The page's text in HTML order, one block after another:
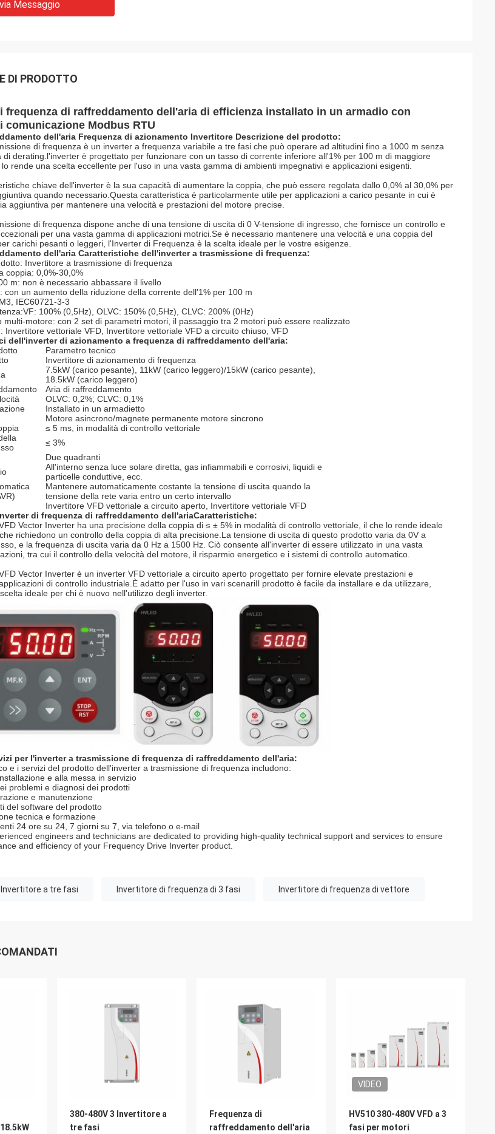
Messaggio
DI PRODOTTO
frequenza di raffreddamento dell'aria di efficienza installato in un armadio con
comunicazione Modbus RTU
dell'aria Frequenza di azionamento Invertitore Descrizione del prodotto:
di frequenza è un inverter a frequenza variabile a tre fasi che può operare ad altitudini fino a 1000 m senza
di derating.l'inverter è progettato per funzionare con un tasso di corrente inferiore all'1% per 100 m di maggiore
rende una scelta eccellente per l'uso in una vasta gamma di ambienti impegnativi e applicazioni esigenti.
chiave dell'inverter è la sua capacità di aumentare la coppia, che può essere regolata dallo 0,0% al 30,0% per
quando necessario.Questa caratteristica è particolarmente utile per applicazioni a carico pesante in cui è
aggiuntiva per mantenere una velocità e prestazioni del motore precise.
di frequenza dispone anche di una tensione di uscita di 0 V-tensione di ingresso, che fornisce un controllo e
per una vasta gamma di applicazioni motrici.Se è necessario mantenere una velocità e una coppia del
carichi pesanti o leggeri, l'Inverter di Frequenza è la scelta ideale per le vostre esigenze.
dell'aria Caratteristiche dell'inverter a trasmissione di frequenza:
Invertitore a trasmissione di frequenza
coppia: 0,0%-30,0%
m: non è necessario abbassare il livello
con un aumento della riduzione della corrente dell'1% per 100 m
IEC60721-3-3
100% (0,5Hz), OLVC: 150% (0,5Hz), CLVC: 200% (0Hz)
multi-motore: con 2 set di parametri motori, il passaggio tra 2 motori può essere realizzato
Invertitore vettoriale VFD, Invertitore vettoriale VFD a circuito chiuso, VFD
dell'inverter di azionamento a frequenza di raffreddamento dell'aria:
Parametro tecnico
Invertitore di azionamento di frequenza
7.5kW (carico pesante), 11kW (carico leggero)/15kW (carico pesante),
18.5kW (carico leggero)
Aria di raffreddamento
OLVC: 0,2%; CLVC: 0,1%
Installato in un armadietto
Motore asincrono/magnete permanente motore sincrono
≤ 5 ms, in modalità di controllo vettoriale
≤ 3%
Due quadranti
All'interno senza luce solare diretta, gas infiammabili e corrosivi, liquidi e
particelle conduttive, ecc.
Mantenere automaticamente costante la tensione di uscita quando la
tensione della rete varia entro un certo intervallo
Invertitore VFD vettoriale a circuito aperto, Invertitore vettoriale VFD
di frequenza di raffreddamento dell'ariaCaratteristiche:
Vector Inverter ha una precisione della coppia di ≤ ± 5% in modalità di controllo vettoriale, il che lo rende ideale
richiedono un controllo della coppia di alta precisione.La tensione di uscita di questo prodotto varia da 0V a
e la frequenza di uscita varia da 0 Hz a 1500 Hz. Ciò consente all'inverter di essere utilizzato in una vasta
tra cui il controllo della velocità del motore, il risparmio energetico e i sistemi di controllo automatico.
Vector Inverter è un inverter VFD vettoriale a circuito aperto progettato per fornire elevate prestazioni e
di controllo industriale.È adatto per l'uso in vari scenariIl prodotto è facile da installare e da utilizzare,
ideale per chi è nuovo nell'utilizzo degli inverter.
per l'inverter a trasmissione di frequenza di raffreddamento dell'aria:
e i servizi del prodotto dell'inverter a trasmissione di frequenza includono:
e alla messa in servizio
problemi e diagnosi dei prodotti
e manutenzione
del software del prodotto
tecnica e formazione
24 ore su 24, 7 giorni su 7, via telefono o e-mail
engineers and technicians are dedicated to providing high-quality technical support and services to ensure
and efficiency of your Frequency Drive Inverter product.
Invertitore a tre fasi Invertitore di frequenza di 3 fasi Invertitore di frequenza di vettore
380-480V 3 Invertitore a
tre fasi
Frequenza di
raffreddamento dell'aria
VIDEO
HV510 380-480V VFD a 3
fasi per motori